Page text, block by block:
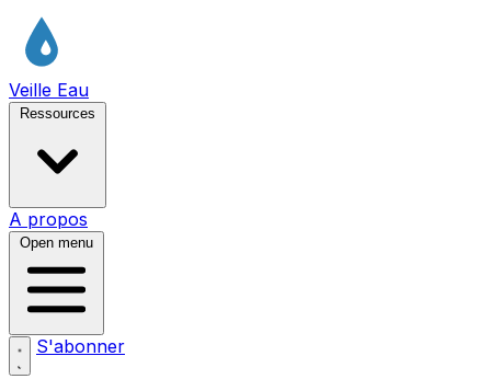
Veille Eau
Ressources
A propos
Open menu
S'abonner